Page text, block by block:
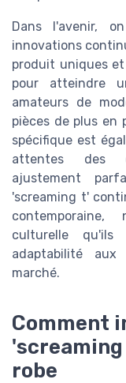
Dans l'avenir,
innovations
produit uniques
pour atteindre
amateurs de
pièces de plus en
spécifique est
attentes des
ajustement
'screaming t'
culturelle
adaptabilité
marché.
Comment
robe